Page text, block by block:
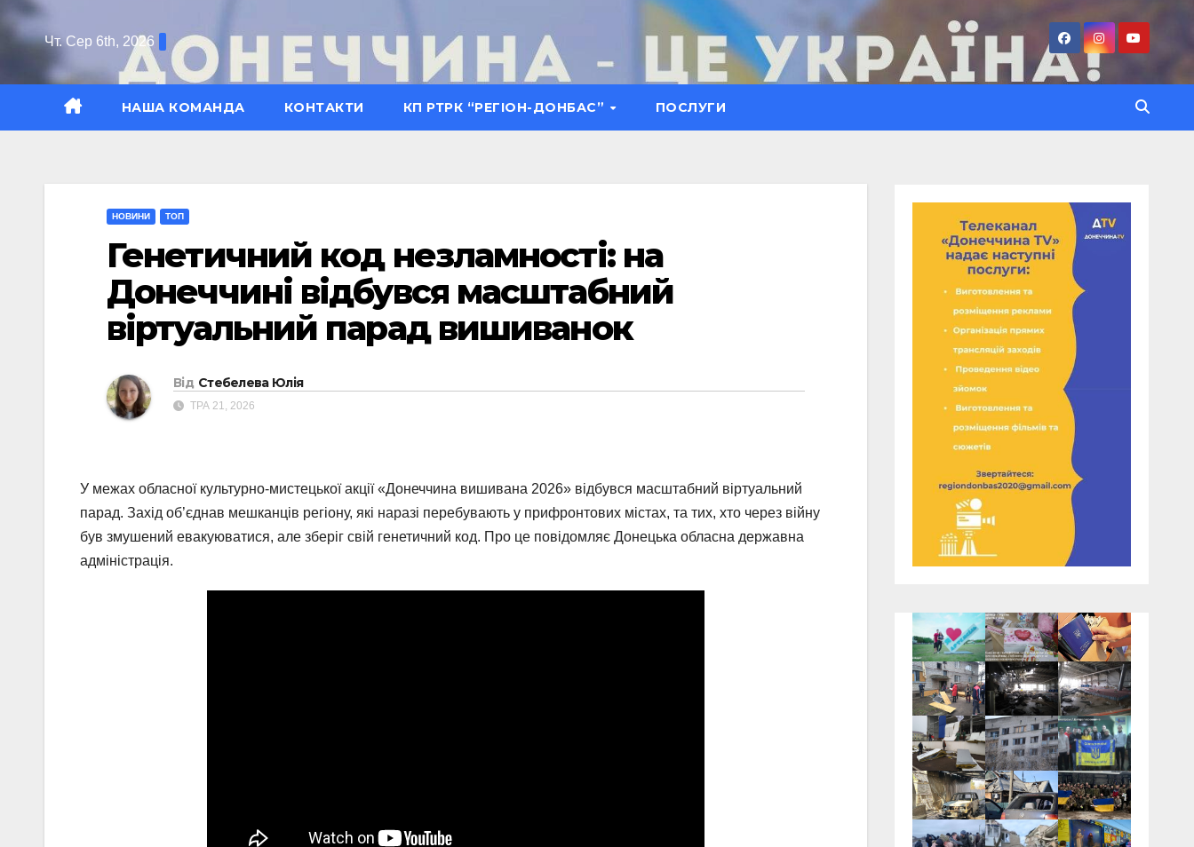
Перейти
Чт. Сер 6th, 2026
НАША КОМАНДА КОНТАКТИ КП РТРК “РЕГІОН-ДОНБАС” ПОСЛУГИ
НОВИНИ ТОП
Генетичний код незламності: на
Донеччині відбувся масштабний
віртуальний парад вишиванок
Від Стебелева Юлія
ТРА 21, 2026
У межах обласної культурно-мистецької акції «Донеччина вишивана 2026» відбувся масштабний віртуальний
парад. Захід об’єднав мешканців регіону, які наразі перебувають у прифронтових містах, та тих, хто через війну
був змушений евакуюватися, але зберіг свій генетичний код. Про це повідомляє Донецька обласна державна
адміністрація.